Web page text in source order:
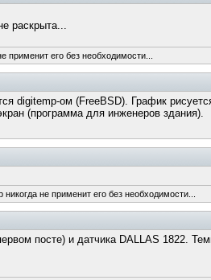
раскрыта...
применит его без необходимости...
digitemp-ом (FreeBSD). График
(программа для инженеров здания).
не применит его без необходимости...
посте) и датчика DALLAS 1822.